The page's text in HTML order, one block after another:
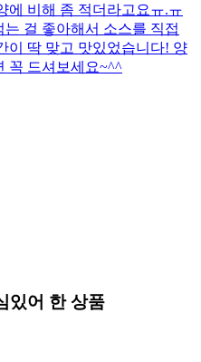
에 비해 좀 적더라고요ㅠ.ㅠ
걸 좋아해서 소스를 직접
이 딱 맞고 맛있었습니다! 양
꼭 드셔보세요~^^
있어 한 상품